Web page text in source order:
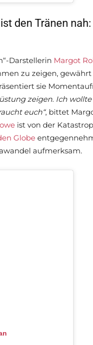
den Tränen nah:
Darstellerin Margot
zu zeigen,
sie
zeigen. Ich
euch“, bittet
ist von der
Globe
aufmerksam.